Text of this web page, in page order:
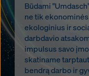
Būdami
ne tik
ekologinius ir
darbdavio
impulsus savo
skatiname
bendrą darbo ir